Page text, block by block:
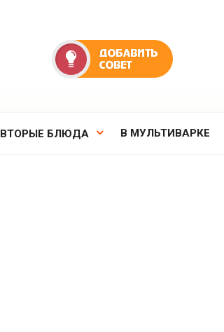
ВТОРЫЕ БЛЮДА В МУЛЬТИВАРКЕ